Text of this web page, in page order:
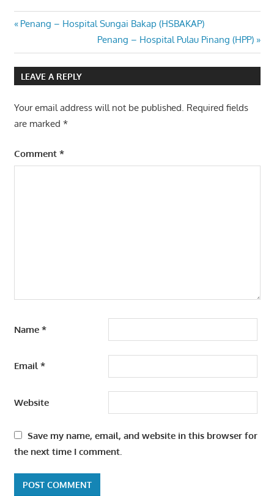
Post
navigation
Previous
Penang – Hospital Sungai Bakap (HSBAKAP)
Next
Post:
Penang – Hospital Pulau Pinang (HPP)
LEAVE A REPLY
Your email address will not be published. Required fields
are marked *
Comment *
Name *
Email*
Website
Save my name, email, and website in this browser for
the next time I comment.